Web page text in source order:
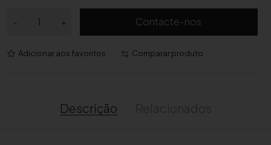
-
n
+ Contacte-nos
Adicionar aos favoritos Comparar produto
Descrição